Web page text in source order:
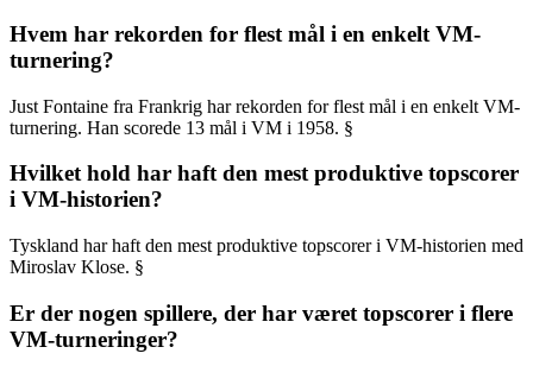
Hvem har rekorden for flest mål i en enkelt VM-
turnering?
Just Fontaine fra Frankrig har rekorden for flest mål i en enkelt VM-
turnering. Han scorede 13 mål i VM i 1958. §
Hvilket hold har haft den mest produktive topscorer
i VM-historien?
Tyskland har haft den mest produktive topscorer i VM-historien med
Miroslav Klose. §
Er der nogen spillere, der har været topscorer i flere
VM-turneringer?